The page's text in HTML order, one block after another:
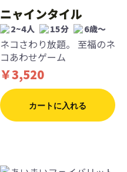
ニャインタイル
2~4人 15分 6歳〜
ネコさわり放題。 至福のネ
コあわせゲーム
￥3,520
カートに入れる